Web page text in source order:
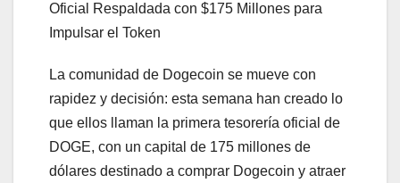
Oficial Respaldada con $175 Millones para
Impulsar el Token
La comunidad de Dogecoin se mueve con
rapidez y decisión: esta semana han creado lo
que ellos llaman la primera tesorería oficial de
DOGE, con un capital de 175 millones de
dólares destinado a comprar Dogecoin y atraer